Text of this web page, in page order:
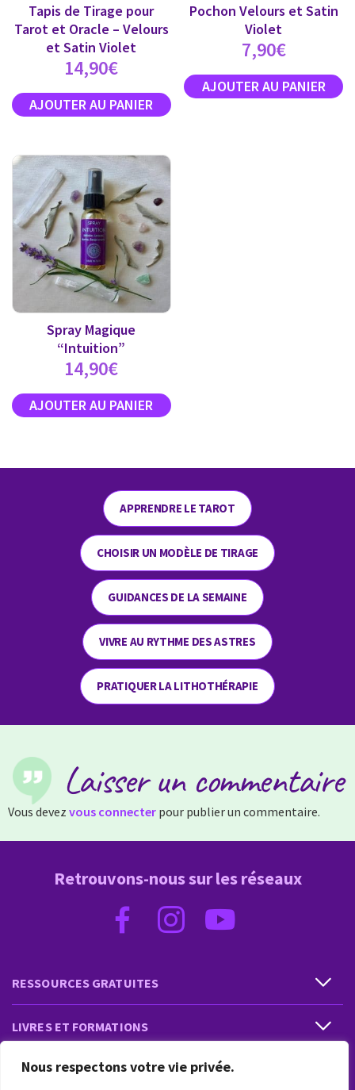
Nous respectons votre vie privée.
Tapis de Tirage pour
Tarot et Oracle – Velours
et Satin Violet
14,90€
Pochon Velours et Satin
Violet
7,90€
Spray Magique
“Intuition”
14,90€
APPRENDRE LE TAROT
CHOISIR UN MODÈLE DE TIRAGE
GUIDANCES DE LA SEMAINE
VIVRE AU RYTHME DES ASTRES
PRATIQUER LA LITHOTHÉRAPIE
Laisser un commentaire
Vous devez vous connecter pour publier un commentaire.
RESSOURCES GRATUITES
LIVRES ET FORMATIONS
PRESTATIONS ET PRODUITS
Retrouvons-nous sur les réseaux